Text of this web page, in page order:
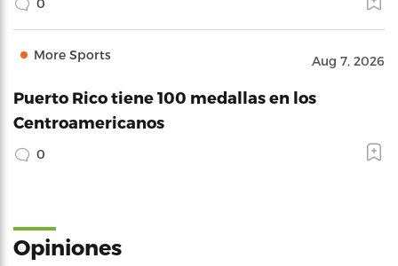
More Sports Aug 7, 2026
Puerto Rico tiene 100 medallas en los
Centroamericanos
0
Opiniones